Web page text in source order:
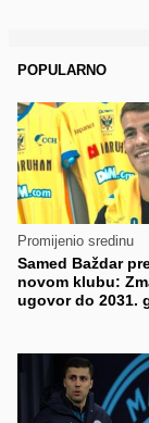
POPULARNO
Promijenio sredinu
Samed Baždar
novom klubu:
ugovor do 2031.